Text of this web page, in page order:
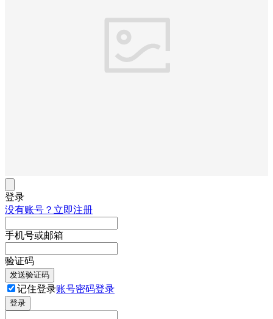
登录
没有账号？立即注册
手机号或邮箱
验证码
发送验证码
记住登录账号密码登录
登录